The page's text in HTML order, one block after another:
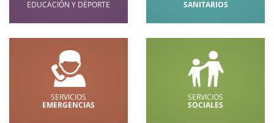
EDUCACIÓN Y DEPORTE SANITARIOS
SERVICIOS
EMERGENCIAS
SERVICIOS
SOCIALES